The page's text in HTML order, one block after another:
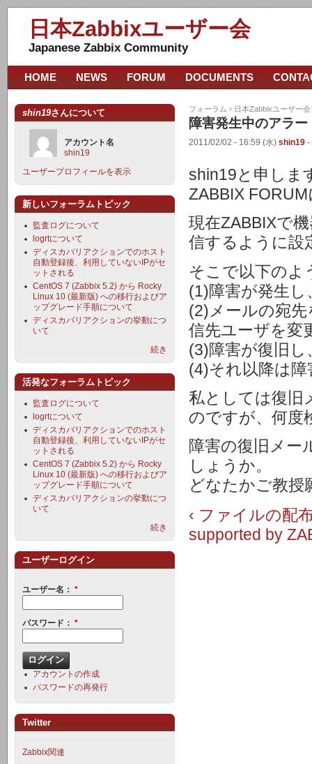
日本Zabbixユーザー会
Japanese Zabbix Community
フォーラム › 日本Zabbixユーザー
障害発生中のアラ
2011/02/02 - 16:59 (水) shin19 -
shin19と申しま
ZABBIX
現在ZABBIXで
信するように設
そこで以下のよ
(1)障害が発生
(2)メールの宛
信先ユーザを変
(3)障害が復旧
(4)それ以降は
私としては復旧
のですが、何度
障害の復旧メー
しょうか。
どなたかご教授
‹ ファイルの配
supported by
HOME NEWS FORUM DOCUMENTS
shin19さんについて
アカウント名
shin19
ユーザープロフィールを表示
新しいフォーラムトピック
監査ログについて
logrtについて
ディスカバリアクションでのホスト
自動登録後、利用していないIPがセ
ットされる
CentOS 7 (Zabbix 5.2) から Rocky
Linux 10 (最新版) への移行およびア
ップグレード手順について
ディスカバリアクションの挙動につ
いて
続き
活発なフォーラムトピック
監査ログについて
logrtについて
ディスカバリアクションでのホスト
自動登録後、利用していないIPがセ
ットされる
CentOS 7 (Zabbix 5.2) から Rocky
Linux 10 (最新版) への移行およびア
ップグレード手順について
ディスカバリアクションの挙動につ
いて
続き
ユーザーログイン
ユーザー名： *
パスワード： *
アカウントの作成
パスワードの再発行
Twitter
Zabbix関連